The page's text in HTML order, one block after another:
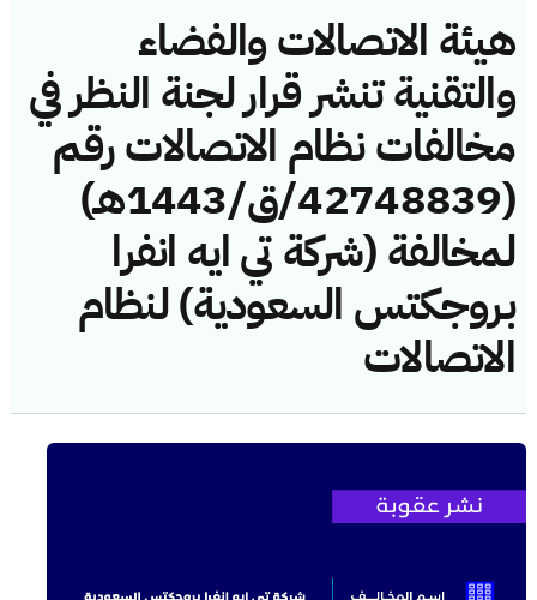
هيئة الاتصالات والفضاء
والتقنية تنشر قرار لجنة النظر في
مخالفات نظام الاتصالات رقم
(42748839/ق/1443هـ)
لمخالفة (شركة تي ايه انفرا
بروجكتس السعودية) لنظام
الاتصالات